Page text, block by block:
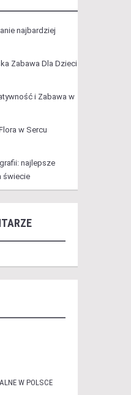
najbardziej
Zabawa Dla Dzieci
i Zabawa w
w Sercu
najlepsze
świecie
W POLSCE